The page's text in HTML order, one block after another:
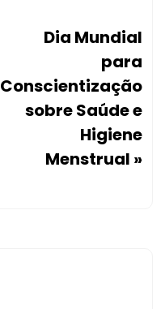
Dia Mundial
para
Conscientização
sobre Saúde e
Higiene
Menstrual »